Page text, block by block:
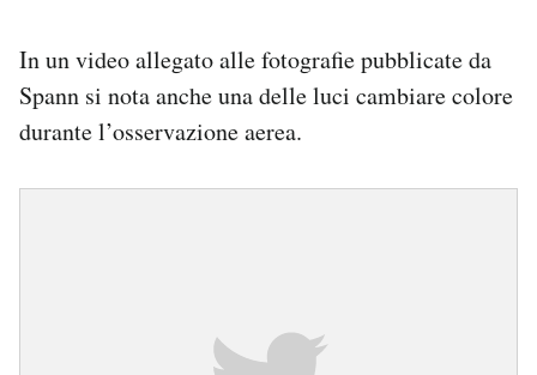
In un video allegato alle fotografie pubblicate da
Spann si nota anche una delle luci cambiare colore
durante l’osservazione aerea.